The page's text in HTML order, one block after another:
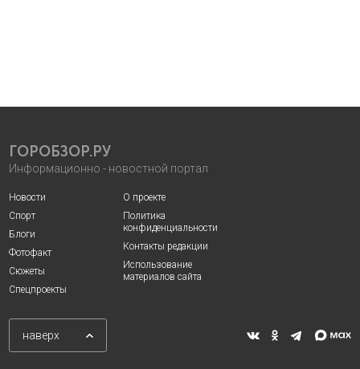
ГОРОБЗОР.РУ
Информационно - новостной портал
Новости
Спорт
Блоги
Фотофакт
Сюжеты
Спецпроекты
О проекте
Политика
конфиденциальности
Контакты редакции
Использование
материалов сайта
наверх